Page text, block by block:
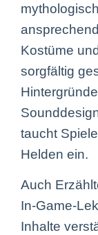
Kostüme
sorgfältig
taucht
Helden ein.
Auch
In-Game-
Inhalte